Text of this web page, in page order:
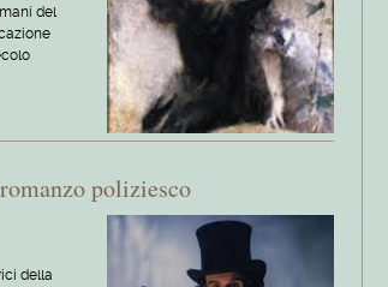
del
poliziesco
della